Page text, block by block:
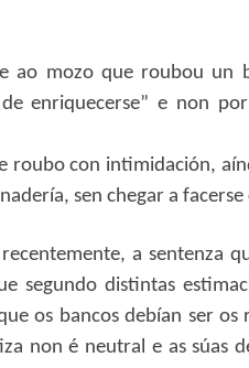
ao mozo que roubou un
enriquecerse” e non
roubo con intimidación,
sen chegar a facerse
a sentenza
segundo distintas
os bancos debían ser os
non é neutral e as súas